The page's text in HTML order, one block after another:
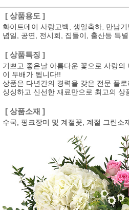
[ 상품용도 ]
화이트데이 사랑고백, 생일축하, 만남
념일, 공연, 전시회, 집들이, 출산등 특별
[ 상품특징 ]
기쁘고 좋은날 아름다운 꽃으로 사랑
이 두배가 됩니다!!
상품은 다년간의 경력을 갖은 전문 플
싱싱하고 신선한 재료만으로 최고의 상
[ 상품소재 ]
수국, 핑크장미 및 계절꽃, 계절 그린소